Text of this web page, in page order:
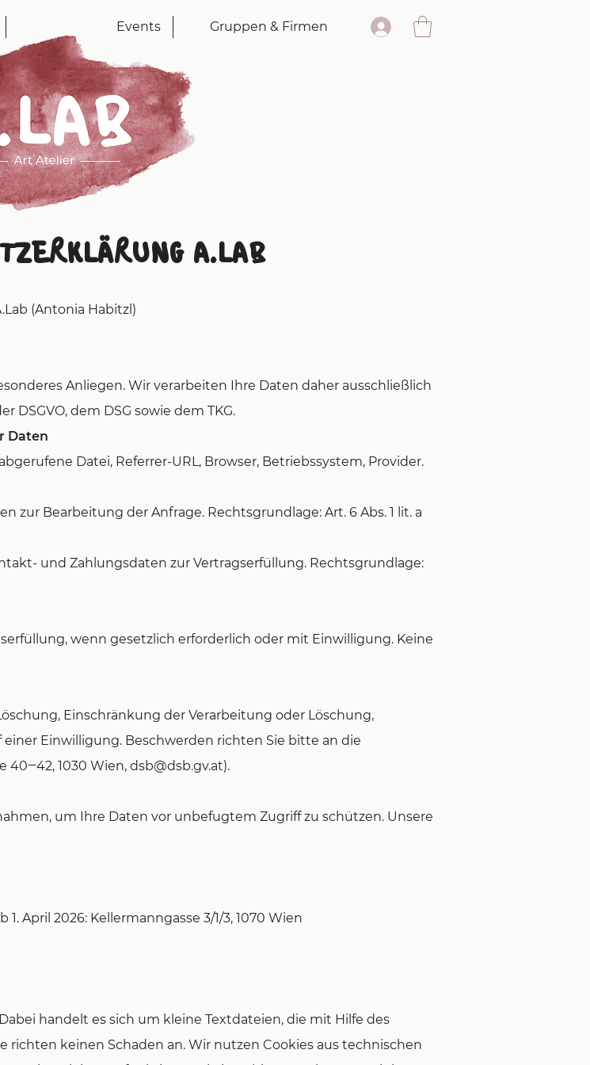
Events Gruppen & Firmen
A.LAB
(Antonia Habitzl)
Anliegen. Wir verarbeiten Ihre Daten daher ausschließlich
DSGVO, dem DSG sowie dem TKG.
Daten
Datei, Referrer-URL, Browser, Betriebssystem, Provider.
zur Bearbeitung der Anfrage. Rechtsgrundlage: Art. 6 Abs. 1 lit. a
und Zahlungsdaten zur Vertragserfüllung. Rechtsgrundlage:
wenn gesetzlich erforderlich oder mit Einwilligung. Keine
Einschränkung der Verarbeitung oder Löschung,
Einwilligung. Beschwerden richten Sie bitte an die
40‒42, 1030 Wien, dsb@dsb.gv.at).
um Ihre Daten vor unbefugtem Zugriff zu schützen. Unsere
1. April 2026: Kellermanngasse 3/1/3, 1070 Wien
handelt es sich um kleine Textdateien, die mit Hilfe des
richten keinen Schaden an. Wir nutzen Cookies aus technischen